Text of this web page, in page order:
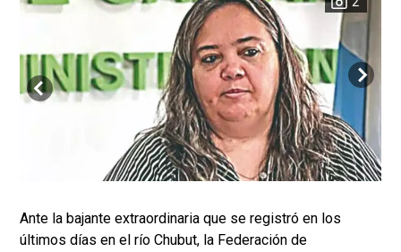
Ante la bajante extraordinaria que se registró en los
últimos días en el río Chubut, la Federación de